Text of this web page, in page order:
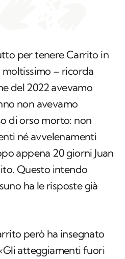
per tenere Carrito in
– ricorda
del 2022 avevamo
non avevamo
di orso morto: non
né avvelenamenti
appena 20 giorni Juan
Questo intendo
ha le risposte già
però ha insegnato
atteggiamenti fuori